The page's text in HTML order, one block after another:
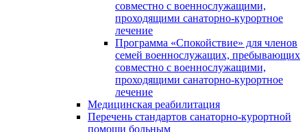
совместно с военнослужащими,
проходящими санаторно-курортное
лечение
Программа «Спокойствие» для членов
семей военнослужащих, пребывающих
совместно с военнослужащими,
проходящими санаторно-курортное
лечение
Медицинская реабилитация
Перечень стандартов санаторно-курортной
помощи больным